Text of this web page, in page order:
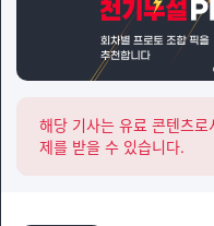
[프리미엄픽] 프
해당 기사는 유료 콘텐츠
제를 받을 수 있습니다.